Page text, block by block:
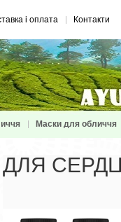
і оплата Контакти
Маски для обличчя
ДЛЯ